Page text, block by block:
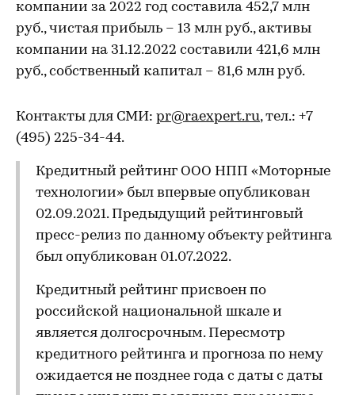
компании за 2022 год составила 452,7 млн
руб., чистая прибыль – 13 млн руб., активы
компании на 31.12.2022 составили 421,6 млн
руб., собственный капитал – 81,6 млн руб.
Контакты для СМИ: pr@raexpert.ru, тел.: +7
(495) 225-34-44.
Кредитный рейтинг ООО НПП «Моторные
технологии» был впервые опубликован
02.09.2021. Предыдущий рейтинговый
пресс-релиз по данному объекту рейтинга
был опубликован 01.07.2022.
Кредитный рейтинг присвоен по
российской национальной шкале и
является долгосрочным. Пересмотр
кредитного рейтинга и прогноза по нему
ожидается не позднее года с даты с даты